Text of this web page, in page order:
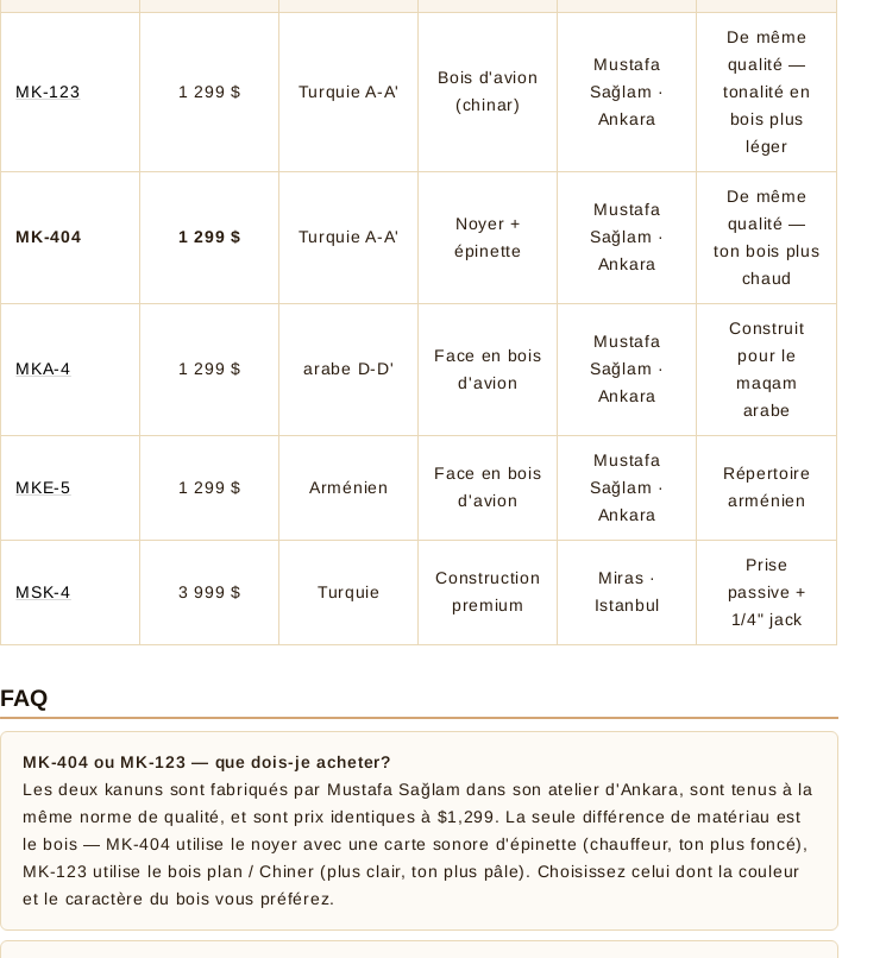
MK-123 1 299 $ Turquie A-A'
Bois d'avion
(chinar)
Mustafa
Sağlam ·
Ankara
De même
qualité —
tonalité en
bois plus
léger
MK-404 1 299 $ Turquie A-A'
Noyer +
épinette
Mustafa
Sağlam ·
Ankara
De même
qualité —
ton bois plus
chaud
MKA-4 1 299 $ arabe D-D'
Face en bois
d'avion
Mustafa
Sağlam ·
Ankara
Construit
pour le
maqam
arabe
MKE-5 1 299 $ Arménien
Face en bois
d'avion
Mustafa
Sağlam ·
Ankara
Répertoire
arménien
MSK-4 3 999 $ Turquie
Construction
premium
Miras ·
Istanbul
Prise
passive +
1/4" jack
FAQ
MK-404 ou MK-123 — que dois-je acheter?
Les deux kanuns sont fabriqués par Mustafa Sağlam dans son atelier d'Ankara, sont tenus à la
même norme de qualité, et sont prix identiques à $1,299. La seule différence de matériau est
le bois — MK-404 utilise le noyer avec une carte sonore d'épinette (chauffeur, ton plus foncé),
MK-123 utilise le bois plan / Chiner (plus clair, ton plus pâle). Choisissez celui dont la couleur
et le caractère du bois vous préférez.